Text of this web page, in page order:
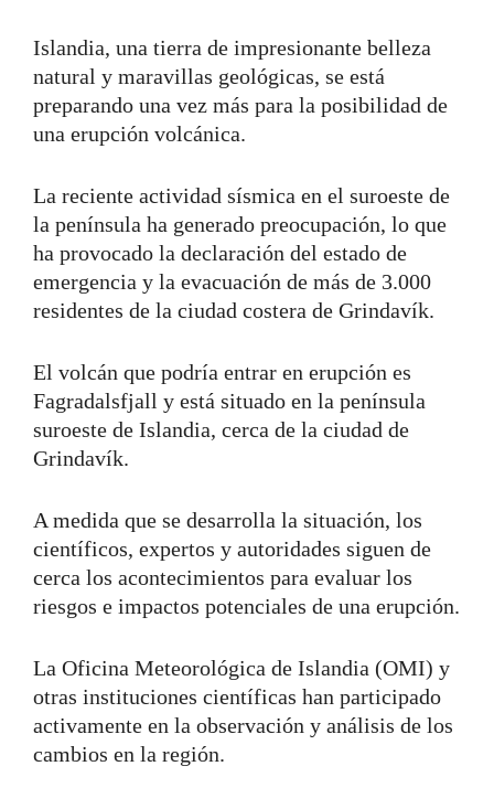
Islandia, una tierra de impresionante belleza
natural y maravillas geológicas, se está
preparando una vez más para la posibilidad de
una erupción volcánica.
La reciente actividad sísmica en el suroeste de
la península ha generado preocupación, lo que
ha provocado la declaración del estado de
emergencia y la evacuación de más de 3.000
residentes de la ciudad costera de Grindavík.
El volcán que podría entrar en erupción es
Fagradalsfjall y está situado en la península
suroeste de Islandia, cerca de la ciudad de
Grindavík.
A medida que se desarrolla la situación, los
científicos, expertos y autoridades siguen de
cerca los acontecimientos para evaluar los
riesgos e impactos potenciales de una erupción.
La Oficina Meteorológica de Islandia (OMI) y
otras instituciones científicas han participado
activamente en la observación y análisis de los
cambios en la región.